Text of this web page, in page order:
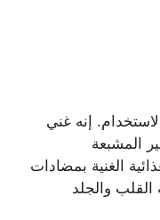
إنه غني
المشبعة
الغنية بمضادات
والجلد